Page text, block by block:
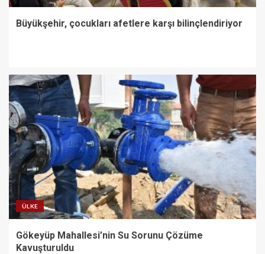
Büyükşehir, çocukları afetlere karşı bilinçlendiriyor
ÜLKE
Gökeyüp Mahallesi’nin Su Sorunu Çözüme
Kavuşturuldu